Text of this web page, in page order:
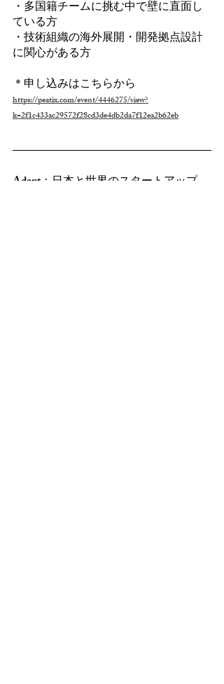
・多国籍チームに挑む中で壁に直面し
ている方
・技術組織の海外展開・開発拠点設計
に関心がある方
＊申し込みはこちらから
https://peatix.com/event/4446275/view?
k=2f1c433ac29572f28cd3de4db2da7f12ea2b62eb
Adapt：日本と世界のスタートアップ